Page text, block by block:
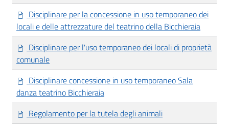
Disciplinare per la concessione in uso temporaneo dei
locali e delle attrezzature del teatrino della Bicchieraia
Disciplinare per l'uso temporaneo dei locali di proprietà
comunale
Disciplinare concessione in uso temporaneo Sala
danza teatrino Bicchieraia
Regolamento per la tutela degli animali